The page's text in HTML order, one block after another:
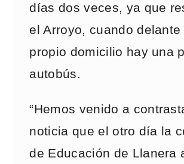
días dos veces, ya que
el Arroyo, cuando delante
propio domicilio hay una
autobús.
“Hemos venido a
noticia que el otro día la
de Educación de Llanera